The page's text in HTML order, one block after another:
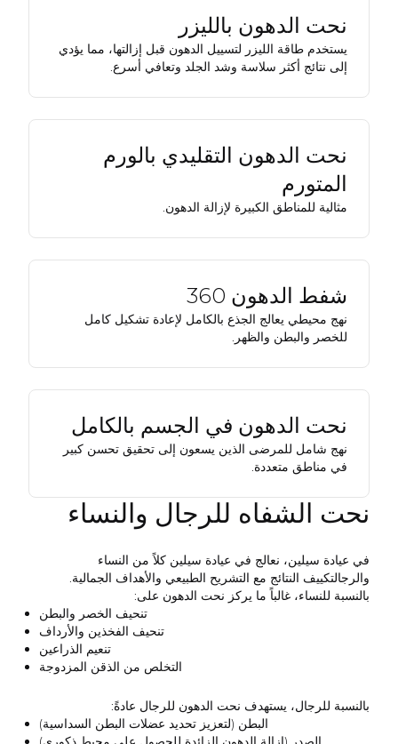
نحت الدهون بالليزر
يستخدم طاقة الليزر لتسييل الدهون قبل إزالتها، مما يؤدي
إلى نتائج أكثر سلاسة وشد الجلد وتعافي أسرع.
نحت الدهون التقليدي بالورم
المتورم
مثالية للمناطق الكبيرة لإزالة الدهون.
شفط الدهون 360
نهج محيطي يعالج الجذع بالكامل لإعادة تشكيل كامل
للخصر والبطن والظهر.
نحت الدهون في الجسم بالكامل
نهج شامل للمرضى الذين يسعون إلى تحقيق تحسن كبير
في مناطق متعددة.
نحت الشفاه للرجال والنساء
في عيادة سيلين، نعالج في عيادة سيلين كلاً من النساء
والرجالتكييف النتائج مع التشريح الطبيعي والأهداف الجمالية.
بالنسبة للنساء، غالباً ما يركز نحت الدهون على:
تنحيف الخصر والبطن
تنحيف الفخذين والأرداف
تنعيم الذراعين
التخلص من الذقن المزدوجة
بالنسبة للرجال، يستهدف نحت الدهون للرجال عادةً:
البطن (لتعزيز تحديد عضلات البطن السداسية)